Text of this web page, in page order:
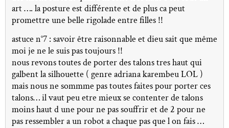
art …. la posture est différente et de plus ca peut
promettre une belle rigolade entre filles !!
astuce n°7 : savoir être raisonnable et dieu sait que même
moi je ne le suis pas toujours !!
nous revons toutes de porter des talons tres haut qui
galbent la silhouette ( genre adriana karembeu LOL )
mais nous ne sommme pas toutes faites pour porter ces
talons… il vaut peu etre mieux se contenter de talons
moins haut d une pour ne pas souffrir et de 2 pour ne
pas ressembler a un robot a chaque pas que l on fais …